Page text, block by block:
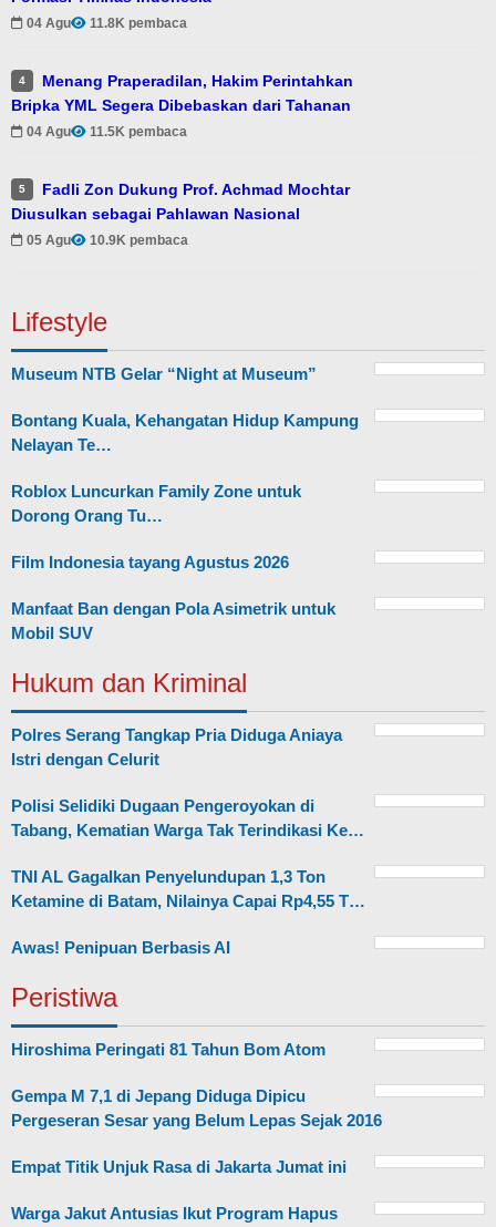
04 Agu 11.8K pembaca
4
Menang Praperadilan, Hakim Perintahkan
Bripka YML Segera Dibebaskan dari Tahanan
04 Agu 11.5K pembaca
5
Fadli Zon Dukung Prof. Achmad Mochtar
Diusulkan sebagai Pahlawan Nasional
05 Agu 10.9K pembaca
Lifestyle
Museum NTB Gelar “Night at Museum”
Bontang Kuala, Kehangatan Hidup Kampung
Nelayan Te…
Roblox Luncurkan Family Zone untuk
Dorong Orang Tu…
Film Indonesia tayang Agustus 2026
Manfaat Ban dengan Pola Asimetrik untuk
Mobil SUV
Hukum dan Kriminal
Polres Serang Tangkap Pria Diduga Aniaya
Istri dengan Celurit
Polisi Selidiki Dugaan Pengeroyokan di
Tabang, Kematian Warga Tak Terindikasi Ke…
TNI AL Gagalkan Penyelundupan 1,3 Ton
Ketamine di Batam, Nilainya Capai Rp4,55 T…
Awas! Penipuan Berbasis AI
Peristiwa
Hiroshima Peringati 81 Tahun Bom Atom
Gempa M 7,1 di Jepang Diduga Dipicu
Pergeseran Sesar yang Belum Lepas Sejak 2016
Empat Titik Unjuk Rasa di Jakarta Jumat ini
Warga Jakut Antusias Ikut Program Hapus